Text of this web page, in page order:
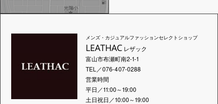
メンズ・カジュアルファッションセレクトショップ
LEATHACレザック
富山市布瀬町南2-1-1
TEL／076-407-0288
営業時間
平日／11:00～19:00
土日祝日／10:00～19:00